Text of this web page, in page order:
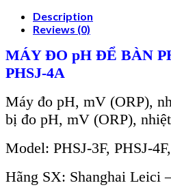
Description
Reviews (0)
MÁY ĐO pH ĐỂ BÀN
PHSJ-4A
Máy đo pH, mV (ORP),
bị đo pH, mV (ORP),
Model: PHSJ-3F, PHSJ-
Hãng SX: Shanghai Leici